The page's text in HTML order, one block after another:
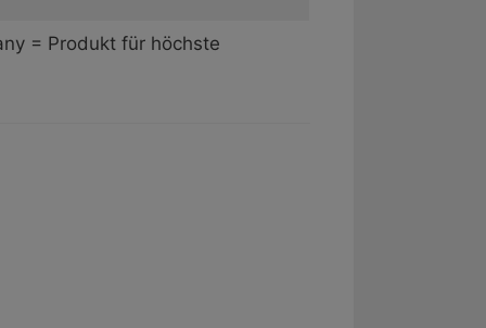
= Produkt für höchste